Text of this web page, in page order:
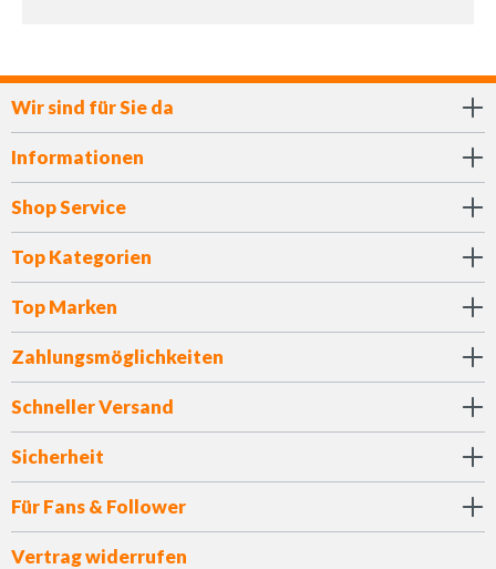
Wir sind für Sie da
Informationen
Shop Service
Top Kategorien
Top Marken
Zahlungsmöglichkeiten
Schneller Versand
Sicherheit
Für Fans & Follower
Vertrag widerrufen